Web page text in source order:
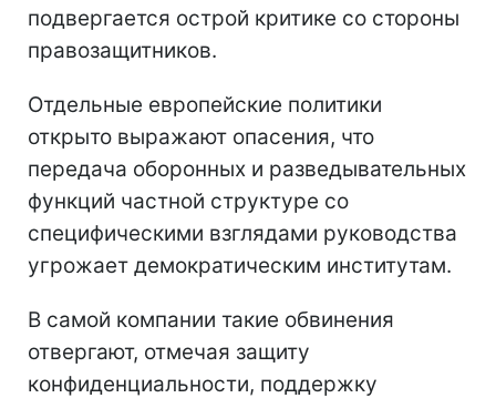
подвергается острой критике со стороны
правозащитников.
Отдельные европейские политики
открыто выражают опасения, что
передача оборонных и разведывательных
функций частной структуре со
специфическими взглядами руководства
угрожает демократическим институтам.
В самой компании такие обвинения
отвергают, отмечая защиту
конфиденциальности, поддержку